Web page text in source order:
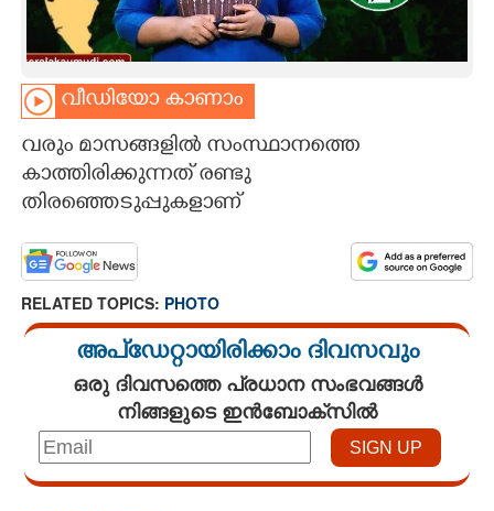
ASTRO
CARTOONS
LITERATURE
ZOOM
CONTACT US
വീഡിയോ കാണാം
വരും മാസങ്ങളിൽ സംസ്ഥാനത്തെ
കാത്തിരിക്കുന്നത് രണ്ടു
തിരഞ്ഞെടുപ്പുകളാണ്
RELATED TOPICS: PHOTO
അപ്ഡേറ്റായിരിക്കാം ദിവസവും
ഒരു ദിവസത്തെ പ്രധാന സംഭവങ്ങൾ
നിങ്ങളുടെ ഇൻബോക്സിൽ